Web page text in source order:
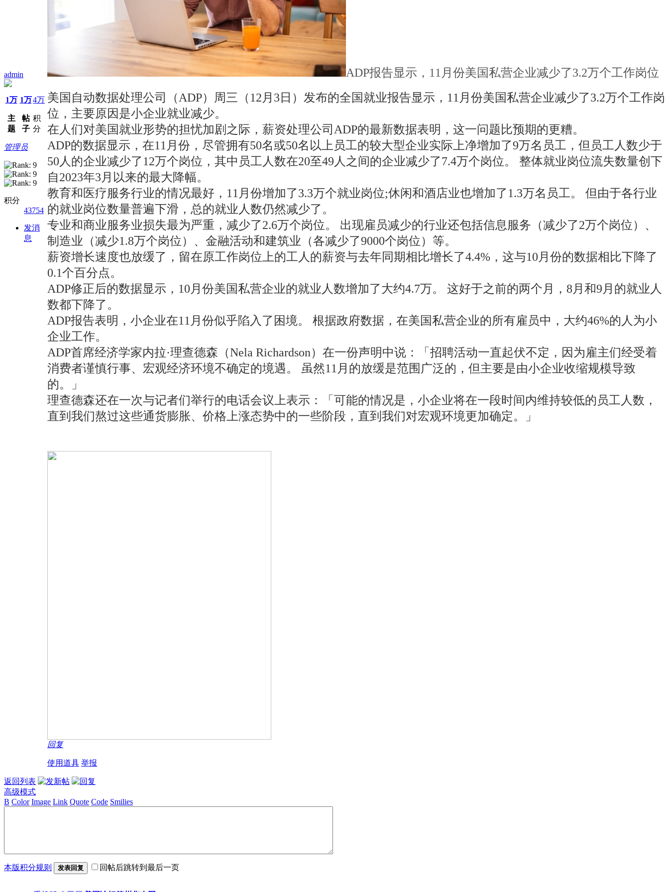
admin
1万
主
题
1万
帖
子
4万
积
分
管理员
积分
43754
发消
息
ADP报告显示，11月份美国私营企业减少了3.2万个工作岗位
美国自动数据处理公司（ADP）周三（12月3日）发布的全国就业报告显示，11月份美国私营企业减少了3.2万个工作岗
位，主要原因是小企业就业减少。
在人们对美国就业形势的担忧加剧之际，薪资处理公司ADP的最新数据表明，这一问题比预期的更糟。
ADP的数据显示，在11月份，尽管拥有50名或50名以上员工的较大型企业实际上净增加了9万名员工，但员工人数少于
50人的企业减少了12万个岗位，其中员工人数在20至49人之间的企业减少了7.4万个岗位。 整体就业岗位流失数量创下
自2023年3月以来的最大降幅。
教育和医疗服务行业的情况最好，11月份增加了3.3万个就业岗位;休闲和酒店业也增加了1.3万名员工。 但由于各行业
的就业岗位数量普遍下滑，总的就业人数仍然减少了。
专业和商业服务业损失最为严重，减少了2.6万个岗位。 出现雇员减少的行业还包括信息服务（减少了2万个岗位）、
制造业（减少1.8万个岗位）、金融活动和建筑业（各减少了9000个岗位）等。
薪资增长速度也放缓了，留在原工作岗位上的工人的薪资与去年同期相比增长了4.4%，这与10月份的数据相比下降了
0.1个百分点。
ADP修正后的数据显示，10月份美国私营企业的就业人数增加了大约4.7万。 这好于之前的两个月，8月和9月的就业人
数都下降了。
ADP报告表明，小企业在11月份似乎陷入了困境。 根据政府数据，在美国私营企业的所有雇员中，大约46%的人为小
企业工作。
ADP首席经济学家内拉·理查德森（Nela Richardson）在一份声明中说：「招聘活动一直起伏不定，因为雇主们经受着
消费者谨慎行事、宏观经济环境不确定的境遇。 虽然11月的放缓是范围广泛的，但主要是由小企业收缩规模导致
的。」
理查德森还在一次与记者们举行的电话会议上表示：「可能的情况是，小企业将在一段时间内维持较低的员工人数，
直到我们熬过这些通货膨胀、价格上涨态势中的一些阶段，直到我们对宏观环境更加确定。」
回复
使用道具 举报
返回列表
高级模式
B Color Image Link Quote Code Smilies
本版积分规则 发表回复 回帖后跳转到最后一页